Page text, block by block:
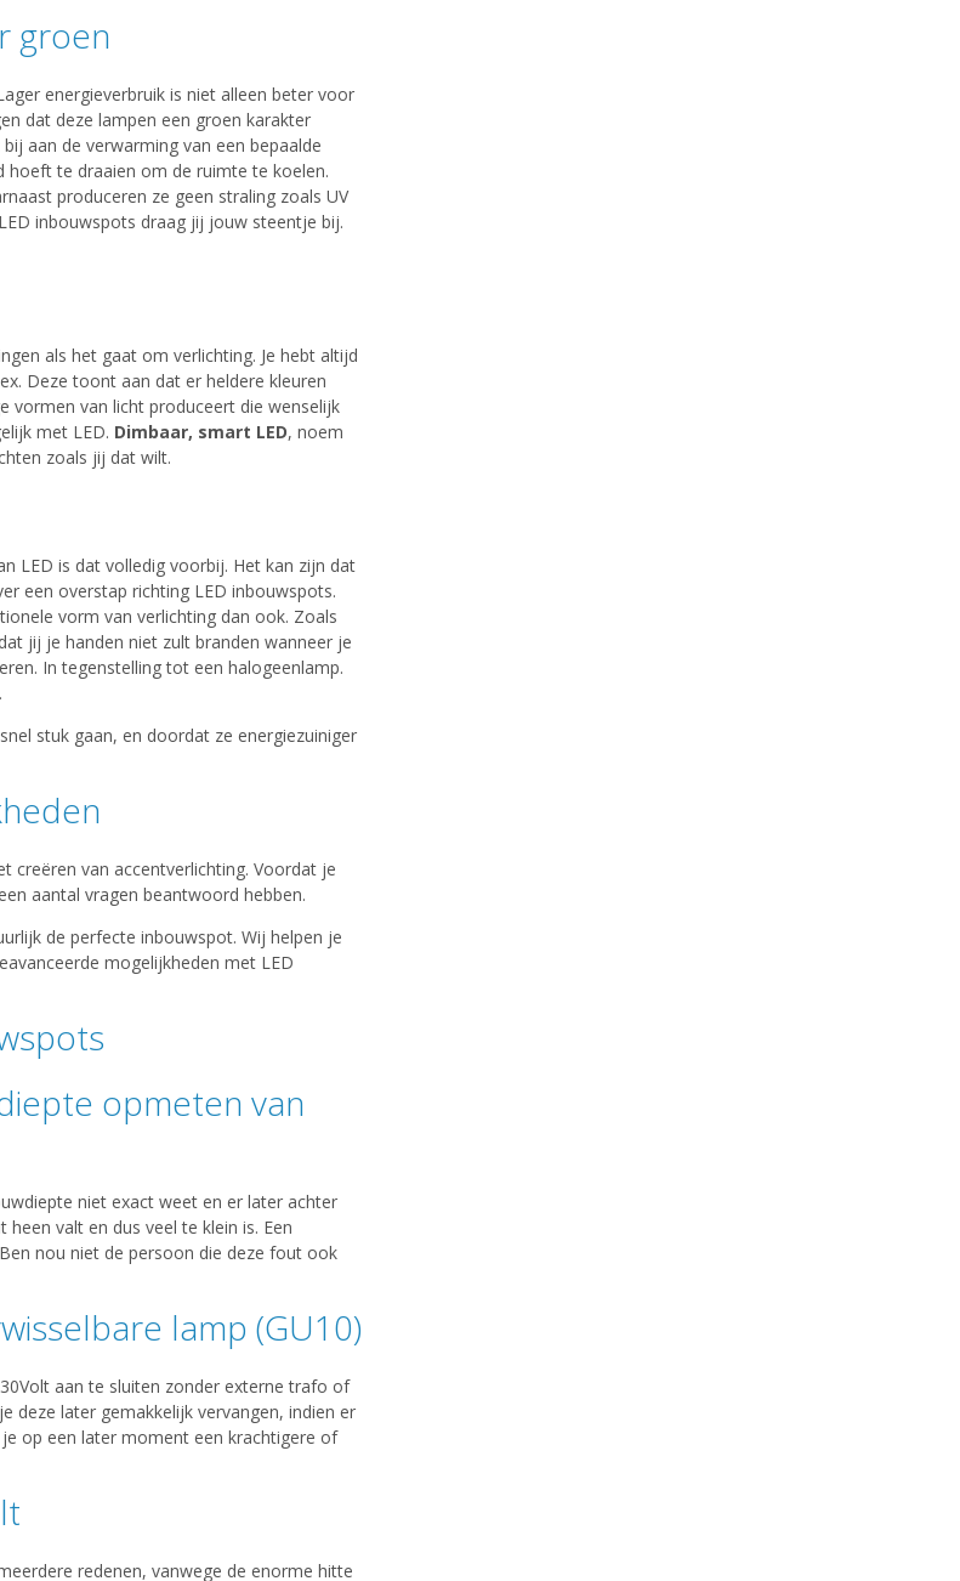
groen
energieverbruik is niet alleen beter voor
dat deze lampen een groen karakter
aan de verwarming van een bepaalde
te draaien om de ruimte te koelen.
produceren ze geen straling zoals UV
inbouwspots draag jij jouw steentje bij.
als het gaat om verlichting. Je hebt altijd
Deze toont aan dat er heldere kleuren
vormen van licht produceert die wenselijk
met LED. Dimbaar, smart LED, noem
zoals jij dat wilt.
LED is dat volledig voorbij. Het kan zijn dat
een overstap richting LED inbouwspots.
vorm van verlichting dan ook. Zoals
jij je handen niet zult branden wanneer je
In tegenstelling tot een halogeenlamp.
stuk gaan, en doordat ze energiezuiniger
creëren van accentverlichting. Voordat je
aantal vragen beantwoord hebben.
de perfecte inbouwspot. Wij helpen je
mogelijkheden met LED
opmeten van
niet exact weet en er later achter
valt en dus veel te klein is. Een
nou niet de persoon die deze fout ook
lamp (GU10)
aan te sluiten zonder externe trafo of
deze later gemakkelijk vervangen, indien er
op een later moment een krachtigere of
redenen, vanwege de enorme hitte